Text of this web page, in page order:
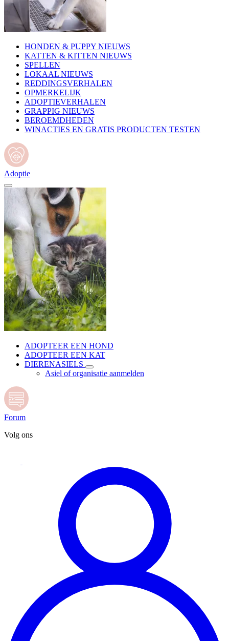
HONDEN & PUPPY NIEUWS
KATTEN & KITTEN NIEUWS
SPELLEN
LOKAAL NIEUWS
REDDINGSVERHALEN
OPMERKELIJK
ADOPTIEVERHALEN
GRAPPIG NIEUWS
BEROEMDHEDEN
WINACTIES EN GRATIS PRODUCTEN TESTEN
Adoptie
ADOPTEER EEN HOND
ADOPTEER EEN KAT
DIERENASIELS
Asiel of organisatie aanmelden
Forum
Volg ons